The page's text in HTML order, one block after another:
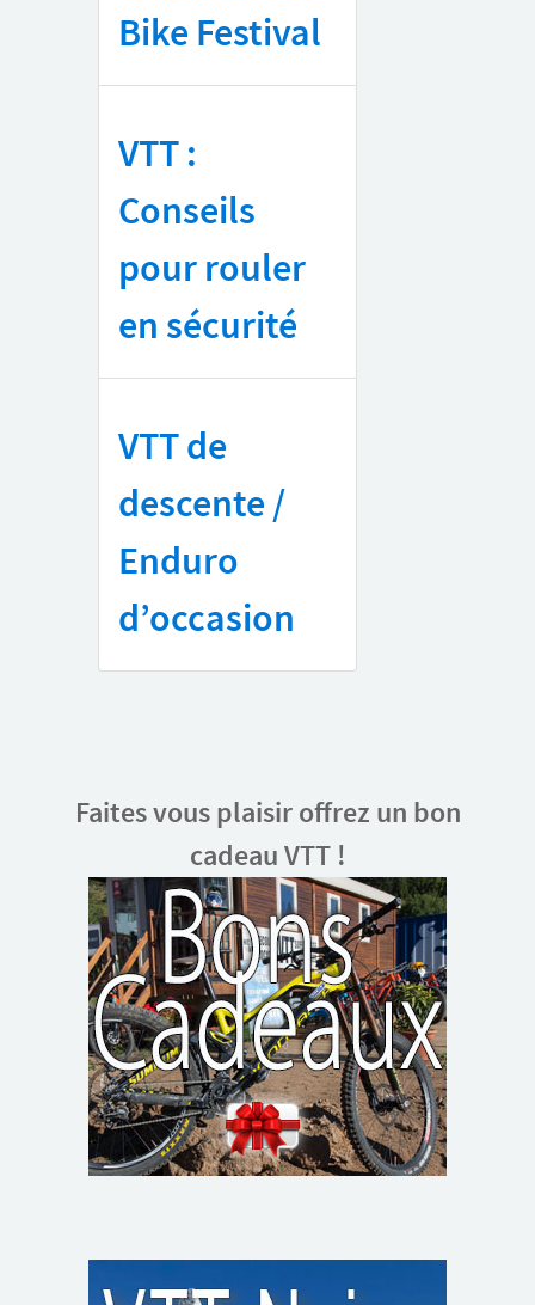
Bike Festival
VTT :
Conseils
pour rouler
en sécurité
VTT de
descente /
Enduro
d’occasion
Faites vous plaisir offrez un bon
cadeau VTT !